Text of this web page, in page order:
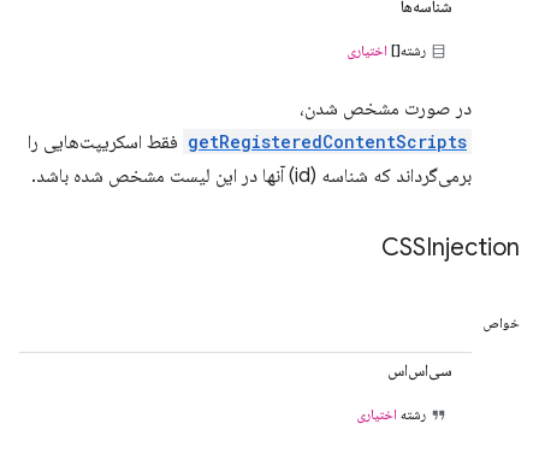
شناسه‌ها
رشته[] اختیاری
در صورت مشخص شدن،
getRegisteredContentScripts فقط اسکریپت‌هایی را
برمی‌گرداند که شناسه (id) آنها در این لیست مشخص شده باشد.
CSSInjection
خواص
سی‌اس‌اس
رشته اختیاری